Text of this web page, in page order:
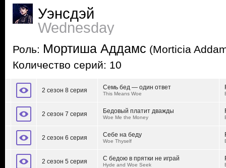
Уэнсдэй
Wednesday
Роль: Мортиша Аддамс (Morticia
Количество серий: 10
2 сезон 8 серия Семь бед — один ответ
This Means Woe
2 сезон 7 серия Бедовый платит дважды
Woe Me the Money
2 сезон 6 серия Себе на беду
Woe Thyself
2 сезон 5 серия С бедою в прятки не играй
Hyde and Woe Seek